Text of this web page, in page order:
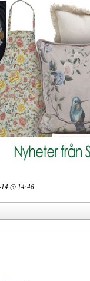
@ 14:46